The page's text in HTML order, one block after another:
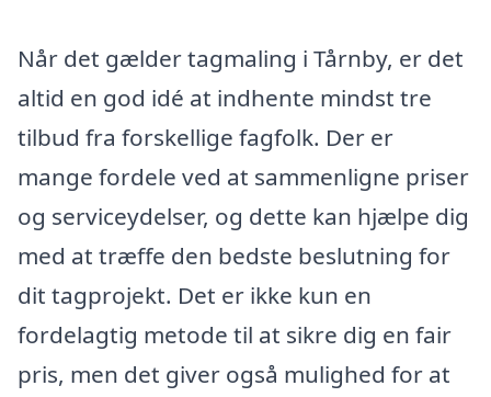
Når det gælder tagmaling i Tårnby, er det
altid en god idé at indhente mindst tre
tilbud fra forskellige fagfolk. Der er
mange fordele ved at sammenligne priser
og serviceydelser, og dette kan hjælpe dig
med at træffe den bedste beslutning for
dit tagprojekt. Det er ikke kun en
fordelagtig metode til at sikre dig en fair
pris, men det giver også mulighed for at